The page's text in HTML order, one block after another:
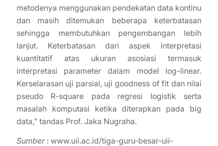
metodenya menggunakan pendekatan data kontinu
dan masih ditemukan beberapa keterbatasan
sehingga membutuhkan pengembangan lebih
lanjut. Keterbatasan dari aspek interpretasi
kuantitatif atas ukuran asosiasi termasuk
interpretasi parameter dalam model log-linear.
Kerselarasan uji parsial, uji goodness of fit dan nilai
pseudo R-square pada regresi logistik serta
masalah komputasi ketika diterapkan pada big
data,” tandas Prof. Jaka Nugraha.
Sumber: www.uii.ac.id/tiga-guru-besar-uii-